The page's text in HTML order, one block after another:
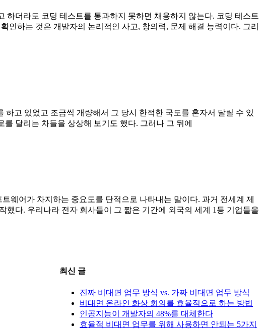
더라도 코딩 테스트를 통과하지 못하면 채용하지 않는다. 코딩 테스트
인하는 것은 개발자의 논리적인 사고, 창의력, 문제 해결 능력이다. 그리
고 있었고 조금씩 개량해서 그 당시 한적한 국도를 혼자서 달릴 수 있
달리는 차들을 상상해 보기도 했다. 그러나 그 뒤에
웨어가 차지하는 중요도를 단적으로 나타내는 말이다. 과거 전세계 제
다. 우리나라 전자 회사들이 그 짧은 기간에 외국의 세계 1등 기업들을
최신 글
진짜 비대면 업무 방식 vs. 가짜 비대면 업무 방식
비대면 온라인 화상 회의를 효율적으로 하는 방법
인공지능이 개발자의 48%를 대체한다
효율적 비대면 업무를 위해 사용하면 안되는 5가지